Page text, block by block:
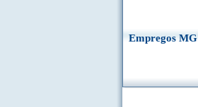
Empregos